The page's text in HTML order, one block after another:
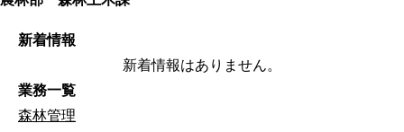
新着情報
新着情報はありません。
業務一覧
森林管理